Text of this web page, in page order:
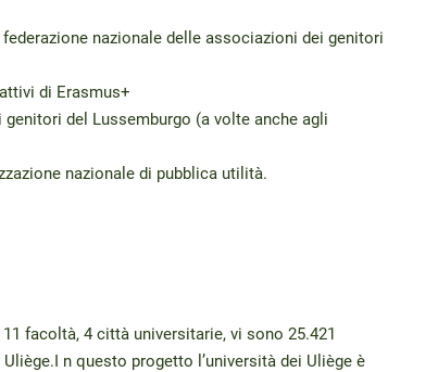
nazionale delle associazioni dei genitori
di Erasmus+
del Lussemburgo (a volte anche agli
nazionale di pubblica utilità.
facoltà, 4 città universitarie, vi sono 25.421
n questo progetto l’università dei Uliège è